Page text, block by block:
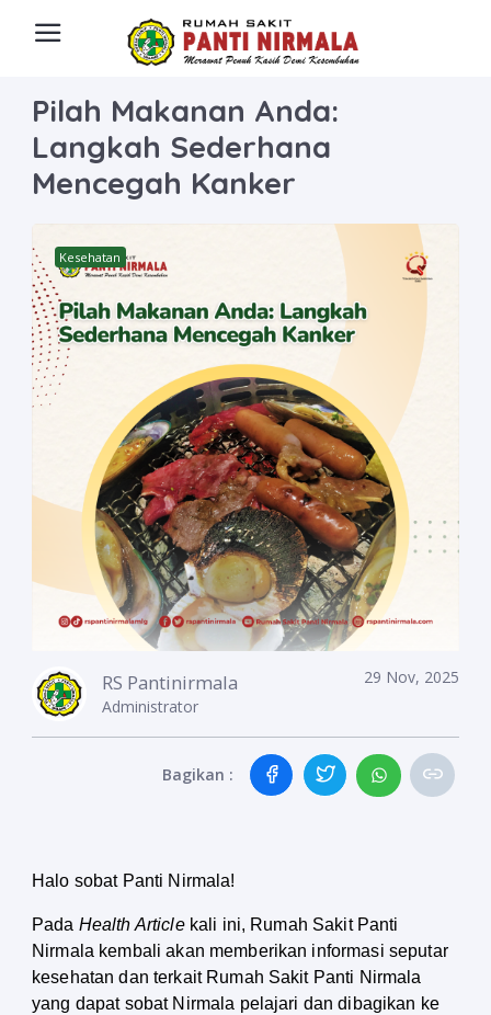
Pilah Makanan Anda:
Langkah Sederhana
Mencegah Kanker
Kesehatan
RS Pantinirmala
Administrator
29 Nov, 2025
Bagikan :
Halo sobat Panti Nirmala!
Pada Health Article kali ini, Rumah Sakit Panti
Nirmala kembali akan memberikan informasi seputar
kesehatan dan terkait Rumah Sakit Panti Nirmala
yang dapat sobat Nirmala pelajari dan dibagikan ke